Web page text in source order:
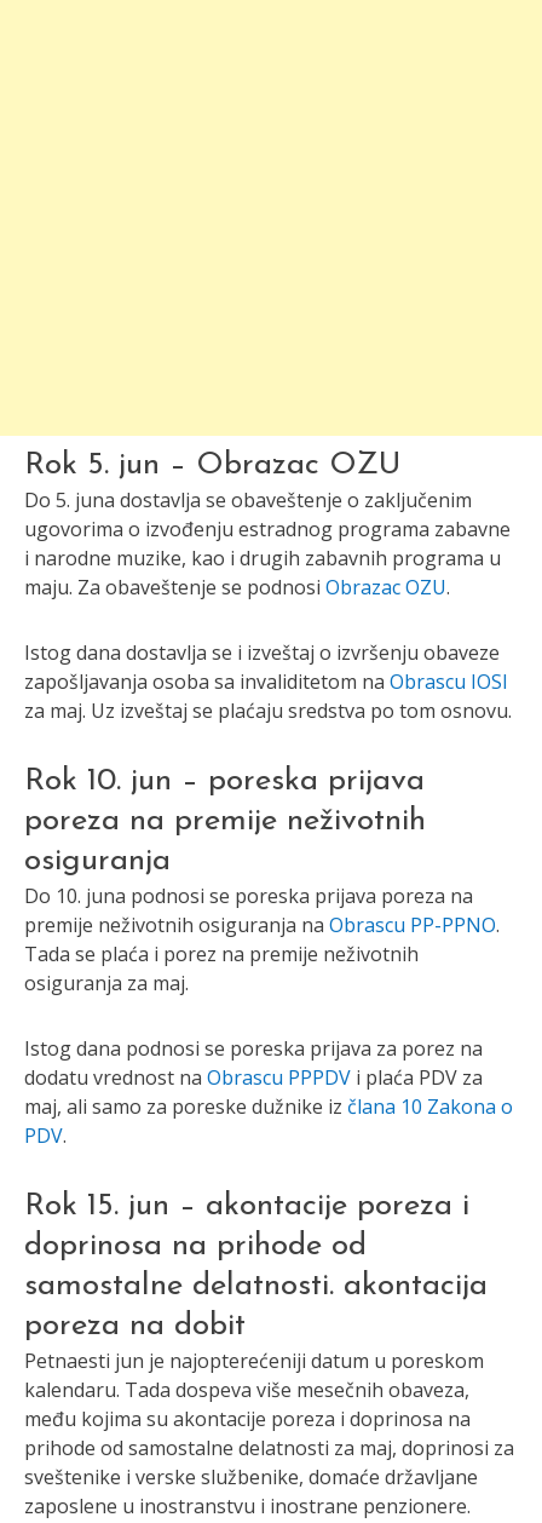
Rok 5. jun – Obrazac OZU
Do 5. juna dostavlja se obaveštenje o zaključenim
ugovorima o izvođenju estradnog programa zabavne
i narodne muzike, kao i drugih zabavnih programa u
maju. Za obaveštenje se podnosi Obrazac OZU.
Istog dana dostavlja se i izveštaj o izvršenju obaveze
zapošljavanja osoba sa invaliditetom na Obrascu IOSI
za maj. Uz izveštaj se plaćaju sredstva po tom osnovu.
Rok 10. jun – poreska prijava
poreza na premije neživotnih
osiguranja
Do 10. juna podnosi se poreska prijava poreza na
premije neživotnih osiguranja na Obrascu PP-PPNO.
Tada se plaća i porez na premije neživotnih
osiguranja za maj.
Istog dana podnosi se poreska prijava za porez na
dodatu vrednost na Obrascu PPPDV i plaća PDV za
maj, ali samo za poreske dužnike iz člana 10 Zakona o
PDV.
Rok 15. jun – akontacije poreza i
doprinosa na prihode od
samostalne delatnosti. akontacija
poreza na dobit
Petnaesti jun je najopterećeniji datum u poreskom
kalendaru. Tada dospeva više mesečnih obaveza,
među kojima su akontacije poreza i doprinosa na
prihode od samostalne delatnosti za maj, doprinosi za
sveštenike i verske službenike, domaće državljane
zaposlene u inostranstvu i inostrane penzionere.